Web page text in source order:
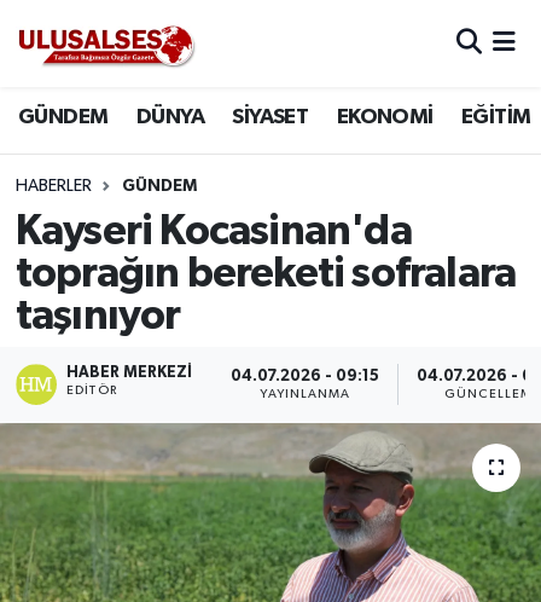
GÜNDEM DÜNYA SİYASET EKONOMİ EĞİTİM
HABERLER GÜNDEM
Kayseri Kocasinan'da
toprağın bereketi sofralara
taşınıyor
HABER MERKEZI
EDITÖR
04.07.2026 - 09:15
YAYINLANMA
04.07.2026 -
GÜNCELLEME
DÜNYA
SİYASET
EKONOMİ
EĞİTİM
SAĞLIK
MAGAZİN
SPOR
Trafik Durumu
Süper Lig Puan Durumu ve Fikstür
Tüm Manşetler
Son Dakika Haberleri
Haber Arşivi